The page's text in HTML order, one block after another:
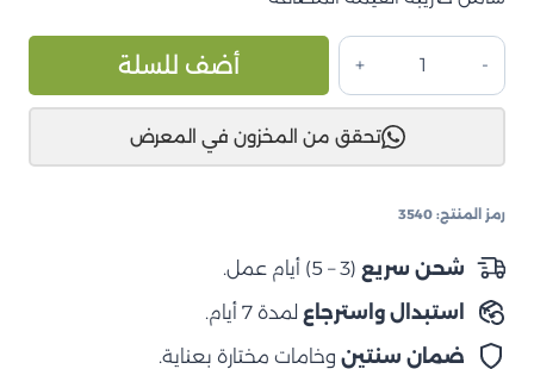
كمية
جيب
رانجلر
2006-
مخمد
توجيه
رغوية
أضف للسلة
تحقق من المخزون في المعرض
رمز المنتج: 3540
شحن سريع (3 – 5) أيام عمل.
استبدال واسترجاع لمدة 7 أيام.
ضمان سنتين وخامات مختارة بعناية.